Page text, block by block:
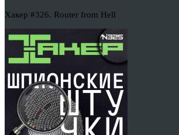
Хакер #326. Router from Hell